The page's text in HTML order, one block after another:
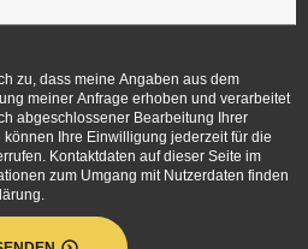
zu, dass meine Angaben aus dem
meiner Anfrage erhoben und verarbeitet
abgeschlossener Bearbeitung Ihrer
Ihre Einwilligung jederzeit für die
Kontaktdaten auf dieser Seite im
zum Umgang mit Nutzerdaten finden